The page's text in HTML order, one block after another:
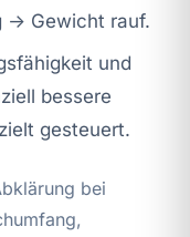
→ Gewicht rauf.
und
bessere
gesteuert.
bei